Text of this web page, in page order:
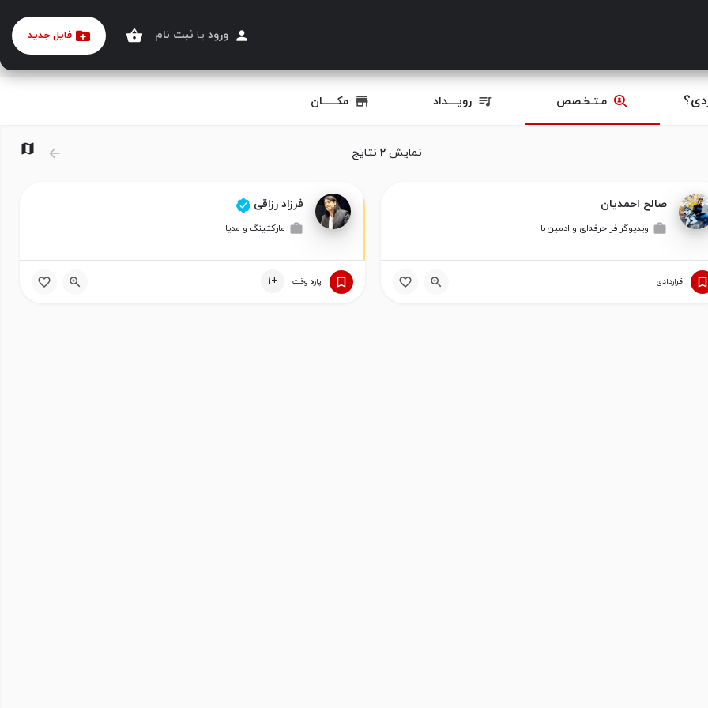
ورود یا ثبت نام فایل جدید
مـتـخـصص رویــــداد مکــــــان
نمایش 2 نتایج
صالح احمدیان
ویدیوگرافر حرفه‌ای‌ و ادمین با
قراردادی
فرزاد رزاقی
مارکتینگ و مدیا
پاره وقت +1
همانطور که نقشه را جابجا می کنم جستجو کنید